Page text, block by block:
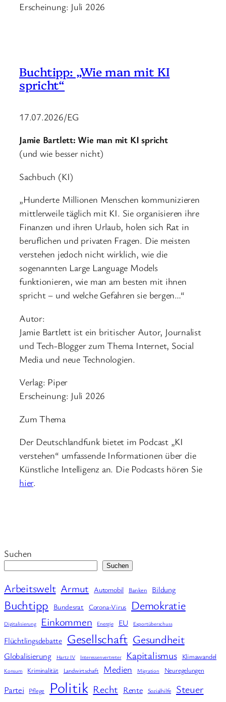
Erscheinung: Juli 2026
Buchtipp: „Wie man mit KI
spricht“
17.07.2026/EG
Jamie Bartlett: Wie man mit KI spricht
(und wie besser nicht)
Sachbuch (KI)
„Hunderte Millionen Menschen kommunizieren
mittlerweile täglich mit KI. Sie organisieren ihre
Finanzen und ihren Urlaub, holen sich Rat in
beruflichen und privaten Fragen. Die meisten
verstehen jedoch nicht wirklich, wie die
sogenannten Large Language Models
funktionieren, wie man am besten mit ihnen
spricht – und welche Gefahren sie bergen…“
Autor:
Jamie Bartlett ist ein britischer Autor, Journalist
und Tech-Blogger zum Thema Internet, Social
Media und neue Technologien.
Verlag: Piper
Erscheinung: Juli 2026
Zum Thema
Der Deutschlandfunk bietet im Podcast „KI
verstehen“ umfassende Informationen über die
Künstliche Intelligenz an. Die Podcasts hören Sie
hier.
Suchen
Suchen
Arbeitswelt Armut Automobil Banken Bildung
Buchtipp Bundesrat Corona-Virus Demokratie
Digitalisierung Einkommen Energie EU Exportüberschuss
Flüchtlingsdebatte Gesellschaft Gesundheit
Globalisierung Hartz IV Interessenvertreter Kapitalismus Klimawandel
Konsum Kriminalität Landwirtschaft Medien Migration Neuregelungen
Partei Pflege Politik Recht Rente Sozialhilfe Steuer